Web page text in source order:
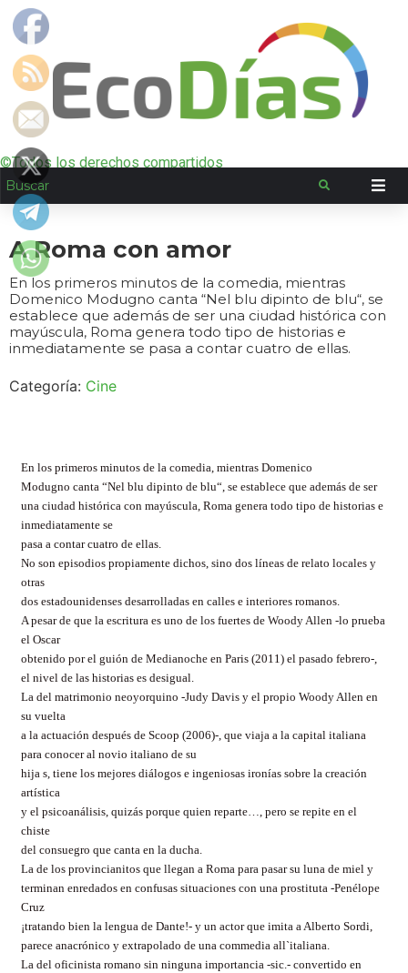
©Todos los derechos compartidos
A Roma con amor
En los primeros minutos de la comedia, mientras
Domenico Modugno canta “Nel blu dipinto de blu“, se
establece que además de ser una ciudad histórica con
mayúscula, Roma genera todo tipo de historias e
inmediatamente se pasa a contar cuatro de ellas.
Categoría: Cine
En los primeros minutos de la comedia, mientras Domenico
Modugno canta “Nel blu dipinto de blu“, se establece que además de ser
una ciudad histórica con mayúscula, Roma genera todo tipo de historias e
inmediatamente se
pasa a contar cuatro de ellas.
No son episodios propiamente dichos, sino dos líneas de relato locales y
otras
dos estadounidenses desarrolladas en calles e interiores romanos.
A pesar de que la escritura es uno de los fuertes de Woody Allen -lo prueba
el Oscar
obtenido por el guión de Medianoche en Paris (2011) el pasado febrero-,
el nivel de las historias es desigual.
La del matrimonio neoyorquino -Judy Davis y el propio Woody Allen en
su vuelta
a la actuación después de Scoop (2006)-, que viaja a la capital italiana
para conocer al novio italiano de su
hija s, tiene los mejores diálogos e ingeniosas ironías sobre la creación
artística
y el psicoanálisis, quizás porque quien reparte…, pero se repite en el
chiste
del consuegro que canta en la ducha.
La de los provincianitos que llegan a Roma para pasar su luna de miel y
terminan enredados en confusas situaciones con una prostituta -Penélope
Cruz
¡tratando bien la lengua de Dante!- y un actor que imita a Alberto Sordi,
parece anacrónico y extrapolado de una commedia all`italiana.
La del oficinista romano sin ninguna importancia -sic.- convertido en